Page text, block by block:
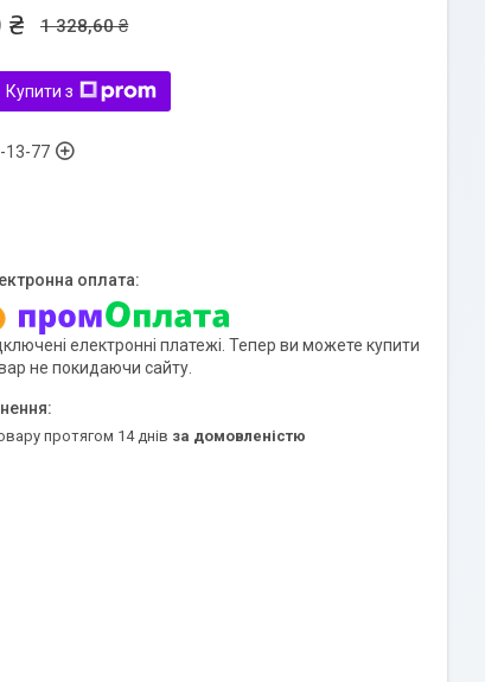
1 328,60 ₴
₴
Купити з
13-77
електронні платежі. Тепер ви можете купити
не покидаючи сайту.
протягом 14 днів за домовленістю